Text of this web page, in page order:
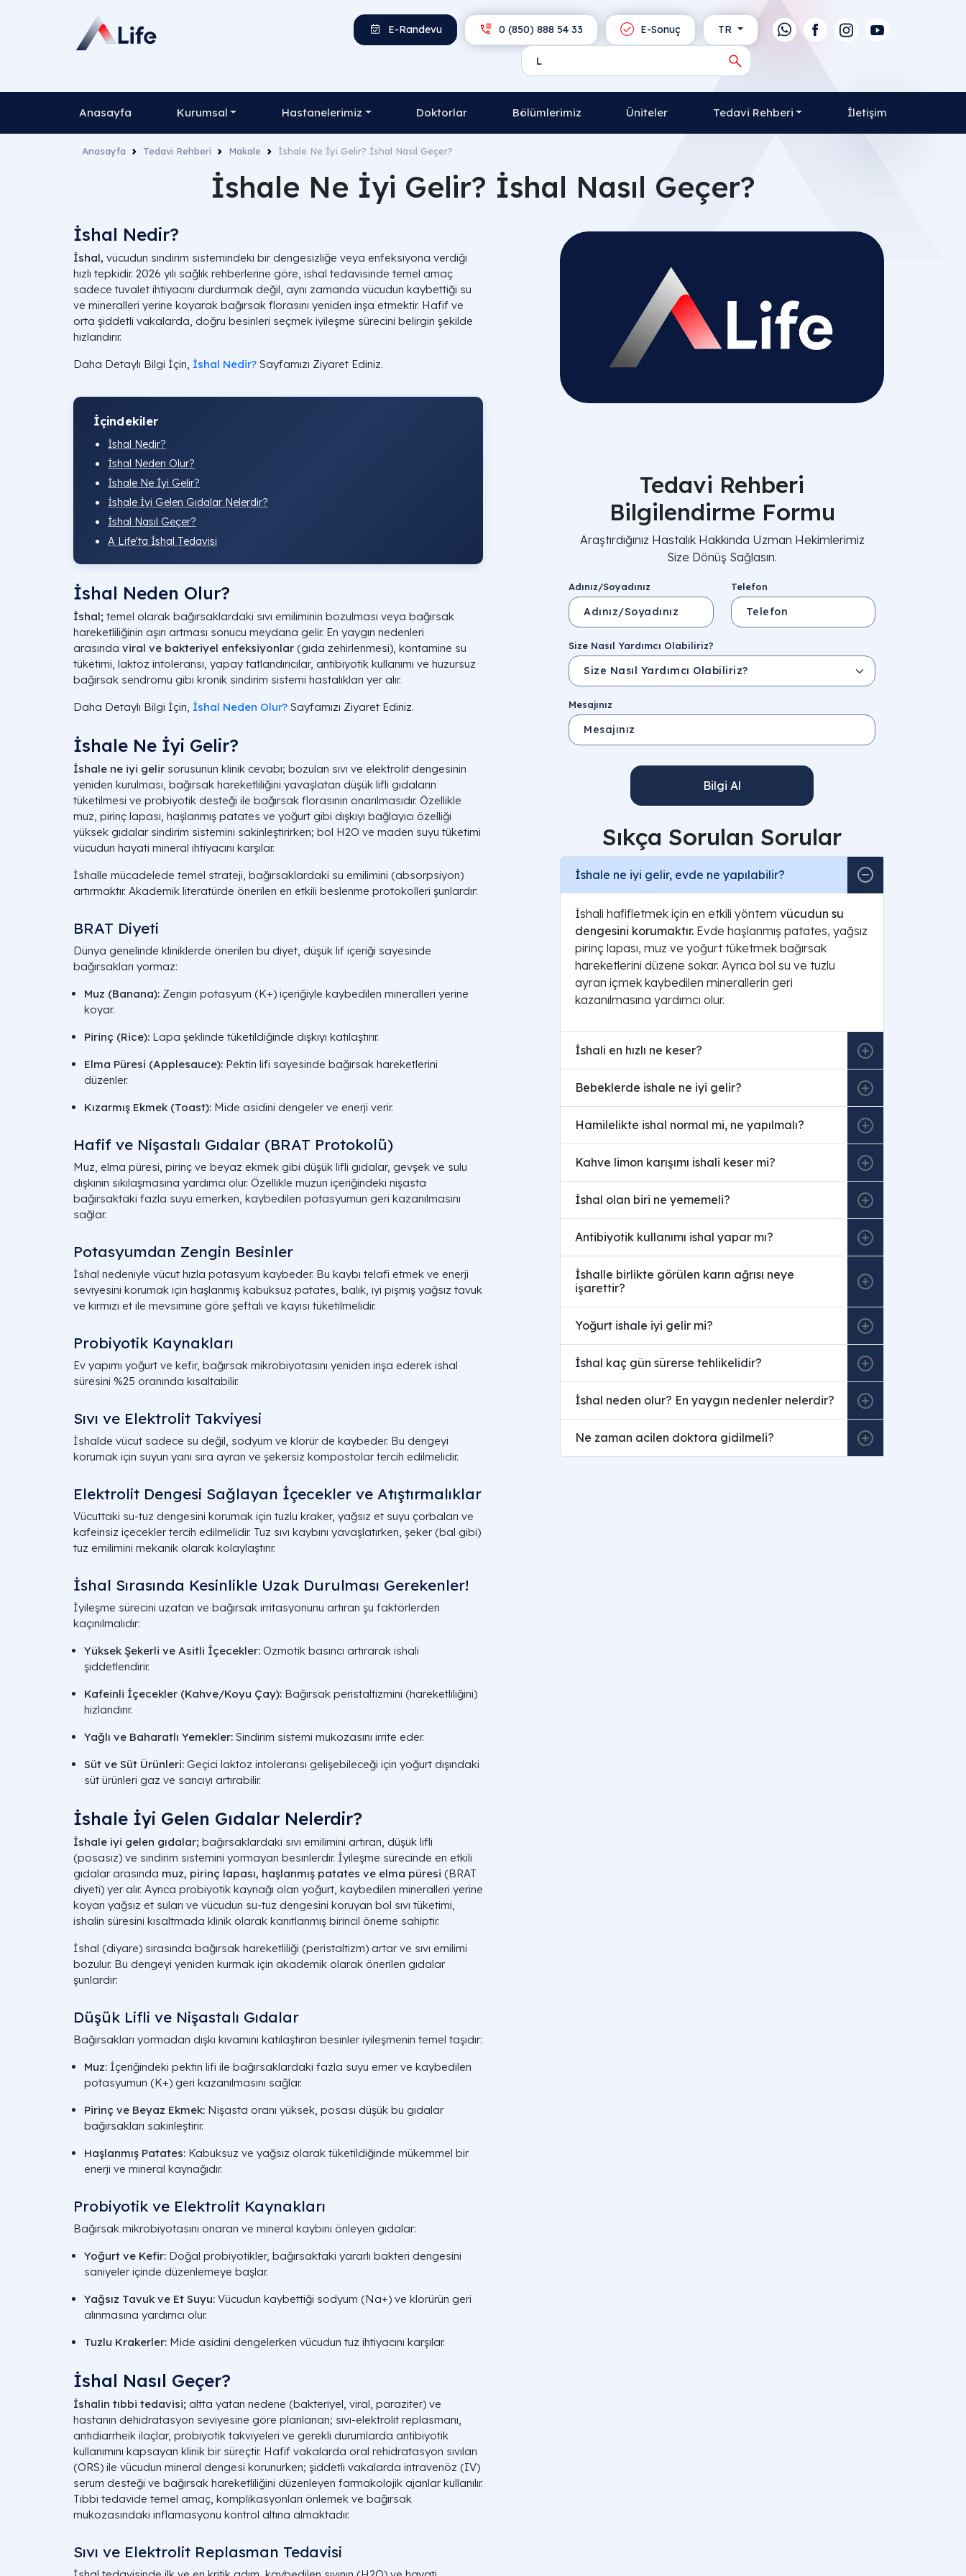
TR
E-Sonuç
0 (850) 888 54 33
E-Randevu
Anasayfa Kurumsal Hastanelerimiz Doktorlar Bölümlerimiz Üniteler Tedavi Rehberi İletişim
Anasayfa Tedavi Rehberi Makale İshale Ne İyi Gelir? İshal Nasıl Geçer?
İshale Ne İyi Gelir? İshal Nasıl Geçer?
İshal Nedir?
İshal, vücudun sindirim sistemindeki bir dengesizliğe veya enfeksiyona verdiği
hızlı tepkidir. 2026 yılı sağlık rehberlerine göre, ishal tedavisinde temel amaç
sadece tuvalet ihtiyacını durdurmak değil, aynı zamanda vücudun kaybettiği su
ve mineralleri yerine koyarak bağırsak florasını yeniden inşa etmektir. Hafif ve
orta şiddetli vakalarda, doğru besinleri seçmek iyileşme sürecini belirgin şekilde
hızlandırır.
Daha Detaylı Bilgi İçin, İshal Nedir? Sayfamızı Ziyaret Ediniz.
İçindekiler
İshal Nedir?
İshal Neden Olur?
İshale Ne İyi Gelir?
İshale İyi Gelen Gıdalar Nelerdir?
İshal Nasıl Geçer?​
A Life'ta İshal Tedavisi
İshal Neden Olur?
İshal; temel olarak bağırsaklardaki sıvı emiliminin bozulması veya bağırsak
hareketliliğinin aşırı artması sonucu meydana gelir. En yaygın nedenleri
arasında viral ve bakteriyel enfeksiyonlar (gıda zehirlenmesi), kontamine su
tüketimi, laktoz intoleransı, yapay tatlandırıcılar, antibiyotik kullanımı ve huzursuz
bağırsak sendromu gibi kronik sindirim sistemi hastalıkları yer alır.
Daha Detaylı Bilgi İçin, İshal Neden Olur? Sayfamızı Ziyaret Ediniz.
İshale Ne İyi Gelir?
İshale ne iyi gelir sorusunun klinik cevabı; bozulan sıvı ve elektrolit dengesinin
yeniden kurulması, bağırsak hareketliliğini yavaşlatan düşük lifli gıdaların
tüketilmesi ve probiyotik desteği ile bağırsak florasının onarılmasıdır. Özellikle
muz, pirinç lapası, haşlanmış patates ve yoğurt gibi dışkıyı bağlayıcı özelliği
yüksek gıdalar sindirim sistemini sakinleştirirken; bol H2O ve maden suyu tüketimi
vücudun hayati mineral ihtiyacını karşılar.
İshalle mücadelede temel strateji, bağırsaklardaki su emilimini (absorpsiyon)
artırmaktır. Akademik literatürde önerilen en etkili beslenme protokolleri şunlardır:
BRAT Diyeti
Dünya genelinde kliniklerde önerilen bu diyet, düşük lif içeriği sayesinde
bağırsakları yormaz:
Muz (Banana): Zengin potasyum (K+) içeriğiyle kaybedilen mineralleri yerine
koyar.
Pirinç (Rice): Lapa şeklinde tüketildiğinde dışkıyı katılaştırır.
Elma Püresi (Applesauce): Pektin lifi sayesinde bağırsak hareketlerini
düzenler.
Kızarmış Ekmek (Toast): Mide asidini dengeler ve enerji verir.
Hafif ve Nişastalı Gıdalar (BRAT Protokolü)
Muz, elma püresi, pirinç ve beyaz ekmek gibi düşük lifli gıdalar, gevşek ve sulu
dışkının sıkılaşmasına yardımcı olur. Özellikle muzun içeriğindeki nişasta
bağırsaktaki fazla suyu emerken, kaybedilen potasyumun geri kazanılmasını
sağlar.
Potasyumdan Zengin Besinler
İshal nedeniyle vücut hızla potasyum kaybeder. Bu kaybı telafi etmek ve enerji
seviyesini korumak için haşlanmış kabuksuz patates, balık, iyi pişmiş yağsız tavuk
ve kırmızı et ile mevsimine göre şeftali ve kayısı tüketilmelidir.
Probiyotik Kaynakları
Ev yapımı yoğurt ve kefir, bağırsak mikrobiyotasını yeniden inşa ederek ishal
süresini %25 oranında kısaltabilir.
Sıvı ve Elektrolit Takviyesi
İshalde vücut sadece su değil, sodyum ve klorür de kaybeder. Bu dengeyi
korumak için suyun yanı sıra ayran ve şekersiz kompostolar tercih edilmelidir.
Elektrolit Dengesi Sağlayan İçecekler ve Atıştırmalıklar
Vücuttaki su-tuz dengesini korumak için tuzlu kraker, yağsız et suyu çorbaları ve
kafeinsiz içecekler tercih edilmelidir. Tuz sıvı kaybını yavaşlatırken, şeker (bal gibi)
tuz emilimini mekanik olarak kolaylaştırır.
İshal Sırasında Kesinlikle Uzak Durulması Gerekenler!
İyileşme sürecini uzatan ve bağırsak irritasyonunu artıran şu faktörlerden
kaçınılmalıdır:
Yüksek Şekerli ve Asitli İçecekler: Ozmotik basıncı artırarak ishali
şiddetlendirir.
Kafeinli İçecekler (Kahve/Koyu Çay): Bağırsak peristaltizmini (hareketliliğini)
hızlandırır.
Yağlı ve Baharatlı Yemekler: Sindirim sistemi mukozasını irrite eder.
Süt ve Süt Ürünleri: Geçici laktoz intoleransı gelişebileceği için yoğurt dışındaki
süt ürünleri gaz ve sancıyı artırabilir.
İshale İyi Gelen Gıdalar Nelerdir?
İshale iyi gelen gıdalar; bağırsaklardaki sıvı emilimini artıran, düşük lifli
(posasız) ve sindirim sistemini yormayan besinlerdir. İyileşme sürecinde en etkili
gıdalar arasında muz, pirinç lapası, haşlanmış patates ve elma püresi (BRAT
diyeti) yer alır. Ayrıca probiyotik kaynağı olan yoğurt, kaybedilen mineralleri yerine
koyan yağsız et suları ve vücudun su-tuz dengesini koruyan bol sıvı tüketimi,
ishalin süresini kısaltmada klinik olarak kanıtlanmış birincil öneme sahiptir.
İshal (diyare) sırasında bağırsak hareketliliği (peristaltizm) artar ve sıvı emilimi
bozulur. Bu dengeyi yeniden kurmak için akademik olarak önerilen gıdalar
şunlardır:
Düşük Lifli ve Nişastalı Gıdalar
Bağırsakları yormadan dışkı kıvamını katılaştıran besinler iyileşmenin temel taşıdır:
Muz: İçeriğindeki pektin lifi ile bağırsaklardaki fazla suyu emer ve kaybedilen
potasyumun (K+) geri kazanılmasını sağlar.
Pirinç ve Beyaz Ekmek: Nişasta oranı yüksek, posası düşük bu gıdalar
bağırsakları sakinleştirir.
Haşlanmış Patates: Kabuksuz ve yağsız olarak tüketildiğinde mükemmel bir
enerji ve mineral kaynağıdır.
Probiyotik ve Elektrolit Kaynakları
Bağırsak mikrobiyotasını onaran ve mineral kaybını önleyen gıdalar:
Yoğurt ve Kefir: Doğal probiyotikler, bağırsaktaki yararlı bakteri dengesini
saniyeler içinde düzenlemeye başlar.
Yağsız Tavuk ve Et Suyu: Vücudun kaybettiği sodyum (Na+) ve klorürün geri
alınmasına yardımcı olur.
Tuzlu Krakerler: Mide asidini dengelerken vücudun tuz ihtiyacını karşılar.
İshal Nasıl Geçer?​
İshalin tıbbi tedavisi; altta yatan nedene (bakteriyel, viral, paraziter) ve
hastanın dehidratasyon seviyesine göre planlanan; sıvı-elektrolit replasmanı,
antidiarrheik ilaçlar, probiyotik takviyeleri ve gerekli durumlarda antibiyotik
kullanımını kapsayan klinik bir süreçtir. Hafif vakalarda oral rehidratasyon sıvıları
(ORS) ile vücudun mineral dengesi korunurken; şiddetli vakalarda intravenöz (IV)
serum desteği ve bağırsak hareketliliğini düzenleyen farmakolojik ajanlar kullanılır.
Tıbbi tedavide temel amaç, komplikasyonları önlemek ve bağırsak
mukozasındaki inflamasyonu kontrol altına almaktadır.
Sıvı ve Elektrolit Replasman Tedavisi
Tedavi Rehberi
Bilgilendirme Formu
Araştırdığınız Hastalık Hakkında Uzman Hekimlerimiz
Size Dönüş Sağlasın.
Adınız/Soyadınız Telefon
Size Nasıl Yardımcı Olabiliriz?
Mesajınız
Bilgi Al
Sıkça Sorulan Sorular
İshale ne iyi gelir, evde ne yapılabilir?
İshali hafifletmek için en etkili yöntem vücudun su
dengesini korumaktır. Evde haşlanmış patates, yağsız
pirinç lapası, muz ve yoğurt tüketmek bağırsak
hareketlerini düzene sokar. Ayrıca bol su ve tuzlu
ayran içmek kaybedilen minerallerin geri
kazanılmasına yardımcı olur.
İshali en hızlı ne keser?
Bebeklerde ishale ne iyi gelir?
Hamilelikte ishal normal mi, ne yapılmalı?
Kahve limon karışımı ishali keser mi?
İshal olan biri ne yememeli?
Antibiyotik kullanımı ishal yapar mı?
İshalle birlikte görülen karın ağrısı neye
işarettir?
Yoğurt ishale iyi gelir mi?
İshal kaç gün sürerse tehlikelidir?
İshal neden olur? En yaygın nedenler nelerdir?
Ne zaman acilen doktora gidilmeli?